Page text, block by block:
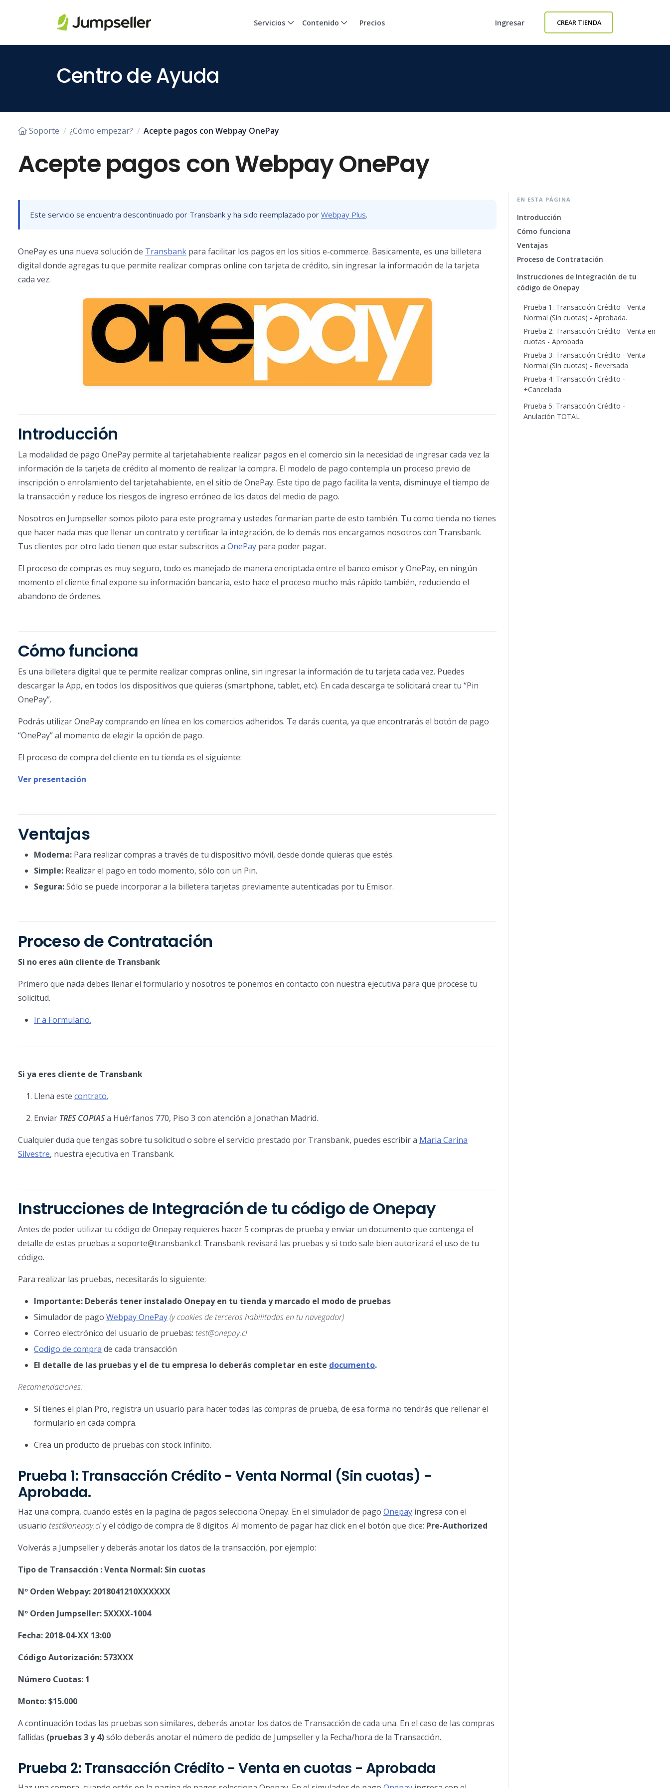
Saltar al contenido principal
Servicios Contenido Precios Ingresar CREAR TIENDA
Centro de Ayuda
Soporte ¿Cómo empezar? Acepte pagos con Webpay OnePay
Acepte pagos con Webpay OnePay
Este servicio se encuentra descontinuado por Transbank y ha sido reemplazado por Webpay Plus.
OnePay es una nueva solución de Transbank para facilitar los pagos en los sitios e-commerce. Basicamente, es una billetera
digital donde agregas tu que permite realizar compras online con tarjeta de crédito, sin ingresar la información de la tarjeta
cada vez.
Introducción
La modalidad de pago OnePay permite al tarjetahabiente realizar pagos en el comercio sin la necesidad de ingresar cada vez la
información de la tarjeta de crédito al momento de realizar la compra. El modelo de pago contempla un proceso previo de
inscripción o enrolamiento del tarjetahabiente, en el sitio de OnePay. Este tipo de pago facilita la venta, disminuye el tiempo de
la transacción y reduce los riesgos de ingreso erróneo de los datos del medio de pago.
Nosotros en Jumpseller somos piloto para este programa y ustedes formarían parte de esto también. Tu como tienda no tienes
que hacer nada mas que llenar un contrato y certificar la integración, de lo demás nos encargamos nosotros con Transbank.
Tus clientes por otro lado tienen que estar subscritos a OnePay para poder pagar.
El proceso de compras es muy seguro, todo es manejado de manera encriptada entre el banco emisor y OnePay, en ningún
momento el cliente final expone su información bancaria, esto hace el proceso mucho más rápido también, reduciendo el
abandono de órdenes.
Cómo funciona
Es una billetera digital que te permite realizar compras online, sin ingresar la información de tu tarjeta cada vez. Puedes
descargar la App, en todos los dispositivos que quieras (smartphone, tablet, etc). En cada descarga te solicitará crear tu “Pin
OnePay”.
Podrás utilizar OnePay comprando en línea en los comercios adheridos. Te darás cuenta, ya que encontrarás el botón de pago
“OnePay” al momento de elegir la opción de pago.
El proceso de compra del cliente en tu tienda es el siguiente:
Ver presentación
Ventajas
Moderna: Para realizar compras a través de tu dispositivo móvil, desde donde quieras que estés.
Simple: Realizar el pago en todo momento, sólo con un Pin.
Segura:Sólo se puede incorporar a la billetera tarjetas previamente autenticadas por tu Emisor.
Proceso de Contratación
Si no eres aún cliente de Transbank
Primero que nada debes llenar el formulario y nosotros te ponemos en contacto con nuestra ejecutiva para que procese tu
solicitud.
Ir a Formulario.
Si ya eres cliente de Transbank
Llena este contrato.
Enviar TRES COPIASa Huérfanos 770, Piso 3 con atención a Jonathan Madrid.
Cualquier duda que tengas sobre tu solicitud o sobre el servicio prestado por Transbank, puedes escribir a Maria Carina
Silvestre, nuestra ejecutiva en Transbank.
Instrucciones de Integración de tu código de Onepay
Antes de poder utilizar tu código de Onepay requieres hacer 5 compras de prueba y enviar un documento que contenga el
detalle de estas pruebas a soporte@transbank.cl. Transbank revisará las pruebas y si todo sale bien autorizará el uso de tu
código.
Para realizar las pruebas, necesitarás lo siguiente:
Importante: Deberás tener instalado Onepay en tu tienda y marcado el modo de pruebas
Simulador de pago Webpay OnePay(y cookies de terceros habilitadas en tu navegador)
Correo electrónico del usuario de pruebas: test@onepay.cl
Codigo de compra de cada transacción
El detalle de las pruebas y el de tu empresa lo deberás completar en este documento.
Recomendaciones:
Si tienes el plan Pro, registra un usuario para hacer todas las compras de prueba, de esa forma no tendrás que rellenar el
formulario en cada compra.
Crea un producto de pruebas con stock infinito.
Prueba 1: Transacción Crédito - Venta Normal (Sin cuotas) -
Aprobada.
Haz una compra, cuando estés en la pagina de pagos selecciona Onepay. En el simulador de pago Onepay ingresa con el
usuario test@onepay.cly el código de compra de 8 dígitos. Al momento de pagar haz click en el botón que dice: Pre-Authorized
Volverás a Jumpseller y deberás anotar los datos de la transacción, por ejemplo:
Tipo de Transacción : Venta Normal: Sin cuotas
Nº Orden Webpay: 2018041210XXXXXX
Nº Orden Jumpseller: 5XXXX-1004
Fecha: 2018-04-XX 13:00
Código Autorización: 573XXX
Número Cuotas: 1
Monto: $15.000
A continuación todas las pruebas son similares, deberás anotar los datos de Transacción de cada una. En el caso de las compras
fallidas (pruebas 3 y 4)sólo deberás anotar el número de pedido de Jumpseller y la Fecha/hora de la Transacción.
Prueba 2: Transacción Crédito - Venta en cuotas - Aprobada
EN ESTA PÁGINA
Introducción
Cómo funciona
Ventajas
Proceso de Contratación
Instrucciones de Integración de tu
código de Onepay
Prueba 1: Transacción Crédito - Venta
Normal (Sin cuotas) - Aprobada.
Prueba 2: Transacción Crédito - Venta en
cuotas - Aprobada
Prueba 3: Transacción Crédito - Venta
Normal (Sin cuotas) - Reversada
Prueba 4: Transacción Crédito -
+Cancelada
Prueba 5: Transacción Crédito -
Anulación TOTAL